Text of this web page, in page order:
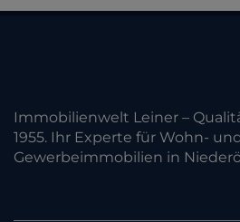
Immobilienwelt Leiner –
1955. Ihr Experte für Wohn- und
Gewerbeimmobilien in